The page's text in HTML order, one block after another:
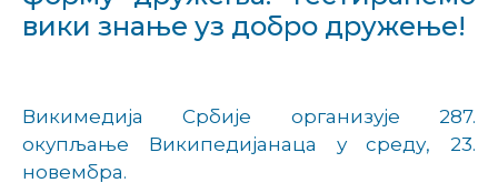
вики знање уз добро дружење!
Викимедија Србије организује 287.
окупљање Википедијанаца у среду, 23.
новембра.